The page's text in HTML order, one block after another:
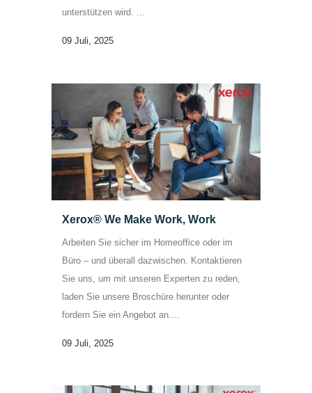
unterstützen wird. ...
09 Juli, 2025
Xerox® We Make Work, Work
Arbeiten Sie sicher im Homeoffice oder im
Büro – und überall dazwischen. Kontaktieren
Sie uns, um mit unseren Experten zu reden,
laden Sie unsere Broschüre herunter oder
fordern Sie ein Angebot an....
09 Juli, 2025